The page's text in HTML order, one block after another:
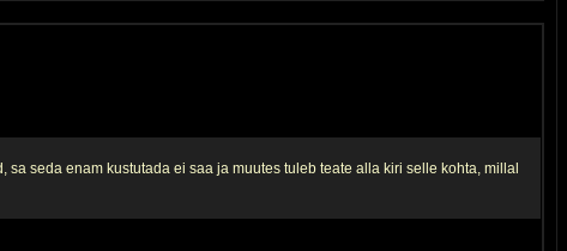
seda enam kustutada ei saa ja muutes tuleb teate alla kiri selle kohta, millal